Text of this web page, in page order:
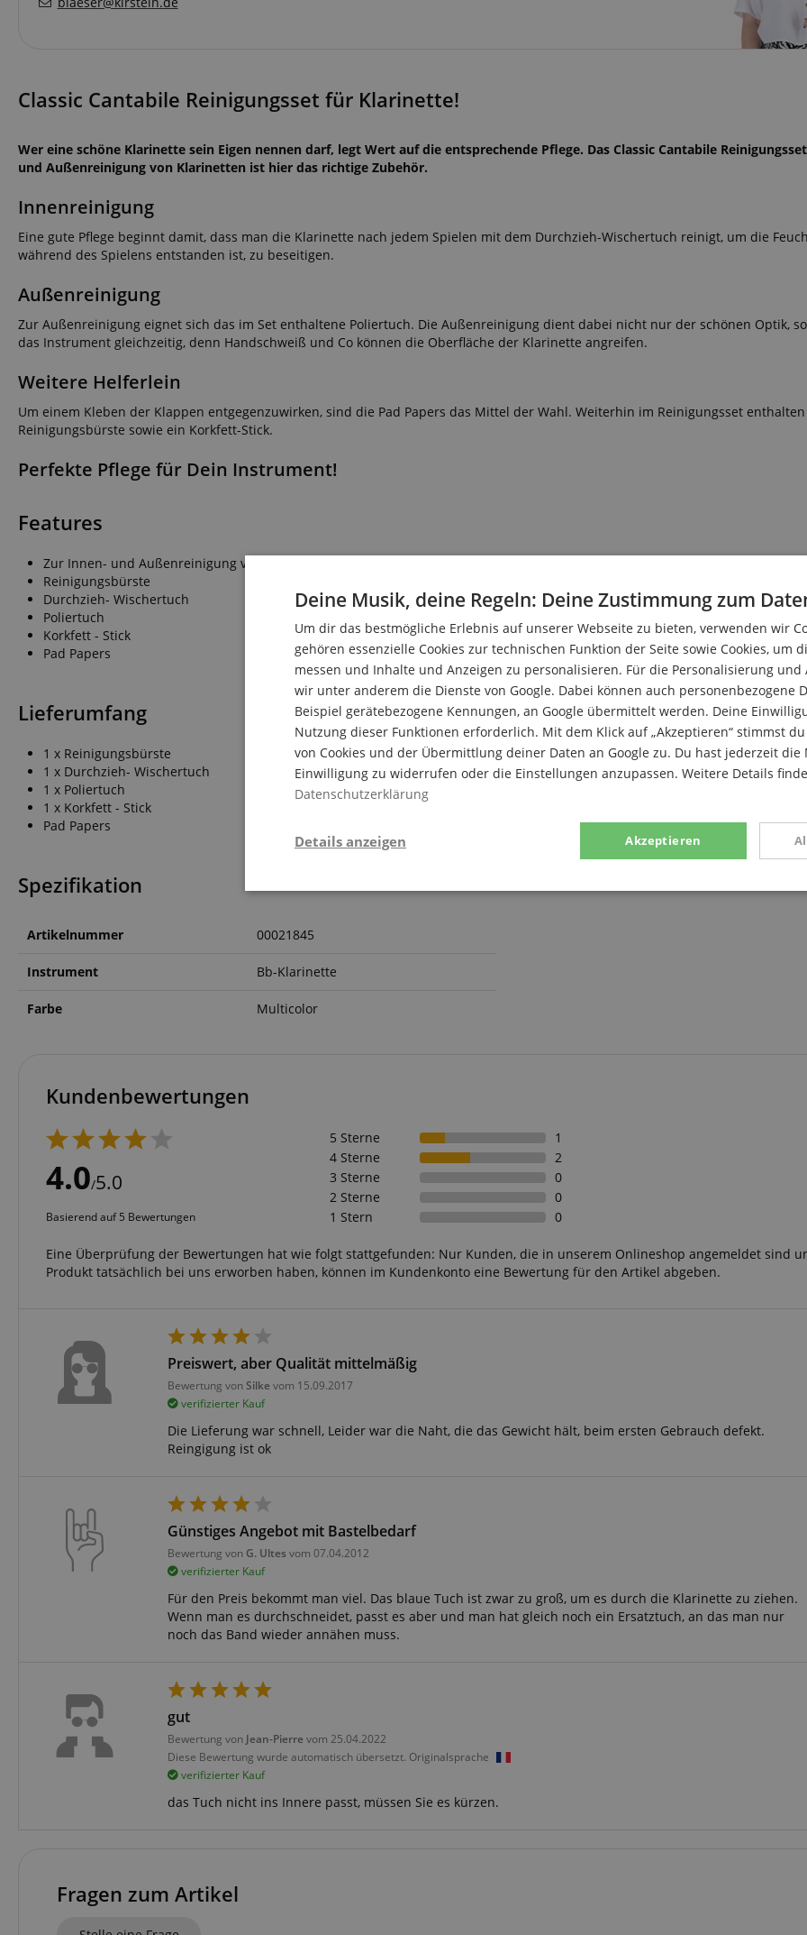
Classic Cantabile Reinigungsset für Klarinette!
Wer eine schöne Klarinette sein Eigen nennen darf, legt Wert auf die entsprechende Pflege. Das Classic Cantabile
und Außenreinigung von Klarinetten ist hier das richtige Zubehör.
Innenreinigung
Eine gute Pflege beginnt damit, dass man die Klarinette nach jedem Spielen mit dem Durchzieh-Wischertuch reinigt, um die
während des Spielens entstanden ist, zu beseitigen.
Außenreinigung
Zur Außenreinigung eignet sich das im Set enthaltene Poliertuch. Die Außenreinigung dient dabei nicht nur der schönen Optik,
das Instrument gleichzeitig, denn Handschweiß und Co können die Oberfläche der Klarinette angreifen.
Weitere Helferlein
Um einem Kleben der Klappen entgegenzuwirken, sind die Pad Papers das Mittel der Wahl. Weiterhin im Reinigungsset
Reinigungsbürste sowie ein Korkfett-Stick.
Perfekte Pflege für Dein Instrument!
Features
Zur Innen- und Außenreinigung von Klarinetten
Reinigungsbürste
Durchzieh- Wischertuch
Poliertuch
Korkfett - Stick
Pad Papers
Lieferumfang
1 x Reinigungsbürste
1 x Durchzieh- Wischertuch
1 x Poliertuch
1 x Korkfett - Stick
Pad Papers
Spezifikation
Artikelnummer 00021845
Instrument Bb-Klarinette
Farbe Multicolor
Kundenbewertungen
4.0/5.0
Basierend auf 5 Bewertungen
5 Sterne
1
4 Sterne
2
3 Sterne
0
2 Sterne
0
1 Stern
0
Eine Überprüfung der Bewertungen hat wie folgt stattgefunden: Nur Kunden, die in unserem Onlineshop angemeldet sind
Produkt tatsächlich bei uns erworben haben, können im Kundenkonto eine Bewertung für den Artikel abgeben.
Preiswert, aber Qualität mittelmäßig
Bewertung von Silke vom 15.09.2017
verifizierter Kauf
Die Lieferung war schnell, Leider war die Naht, die das Gewicht hält, beim ersten Gebrauch defekt.
Reingigung ist ok
Günstiges Angebot mit Bastelbedarf
Bewertung von G. Ultesvom 07.04.2012
verifizierter Kauf
Für den Preis bekommt man viel. Das blaue Tuch ist zwar zu groß, um es durch die Klarinette zu ziehen.
Wenn man es durchschneidet, passt es aber und man hat gleich noch ein Ersatztuch, an das man nur
noch das Band wieder annähen muss.
gut
Bewertung von Jean-Pierre vom 25.04.2022
Diese Bewertung wurde automatisch übersetzt. Originalsprache
verifizierter Kauf
das Tuch nicht ins Innere passt, müssen Sie es kürzen.
Fragen zum Artikel
Deine Musik, deine Regeln: Deine Zustimmung zum
Um dir das bestmögliche Erlebnis auf unserer Webseite zu bieten, verwenden wir
gehören essenzielle Cookies zur technischen Funktion der Seite sowie Cookies, um
messen und Inhalte und Anzeigen zu personalisieren. Für die Personalisierung und
wir unter anderem die Dienste von Google. Dabei können auch personenbezogene
Beispiel gerätebezogene Kennungen, an Google übermittelt werden. Deine
Nutzung dieser Funktionen erforderlich. Mit dem Klick auf „Akzeptieren“ stimmst
von Cookies und der Übermittlung deiner Daten an Google zu. Du hast jederzeit die
Einwilligung zu widerrufen oder die Einstellungen anzupassen. Weitere Details
Datenschutzerklärung
Akzeptieren
Details anzeigen
Statistik Marketing
Cookie
Domain
Beschreibung
zoovu-
91347
www.kirstein.at
1 Stunde
59
Enables remembering the state of zoovu assistant for a given
answers were clicked, on which page he was the last time, etc.).
Google-Datenschutzerklärung